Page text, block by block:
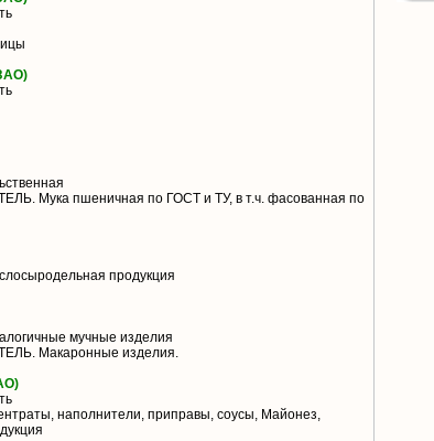
Мука пшеничная по ГОСТ и ТУ, в т.ч. фасованная по
продукция
мучные изделия
Макаронные изделия.
наполнители, приправы, соусы, Майонез,